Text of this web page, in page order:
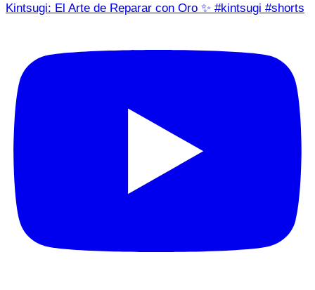
Kintsugi: El Arte de Reparar con Oro ✨ #kintsugi #shorts